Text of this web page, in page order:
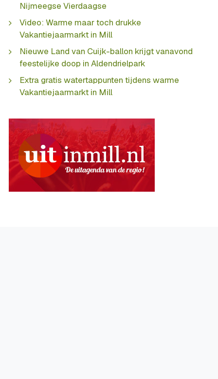
Nijmeegse Vierdaagse
Video: Warme maar toch drukke
Vakantiejaarmarkt in Mill
Nieuwe Land van Cuijk-ballon krijgt vanavond
feestelijke doop in Aldendrielpark
Extra gratis watertappunten tijdens warme
Vakantiejaarmarkt in Mill